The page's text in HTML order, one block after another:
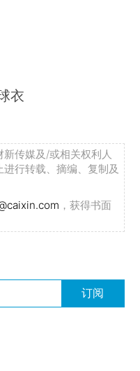
衣
传媒及/或相关权利人
行转载、摘编、复制及
，获得书面
订阅